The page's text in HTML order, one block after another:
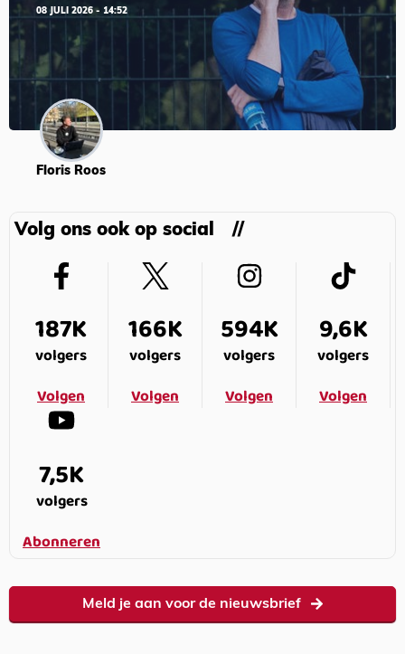
08 JULI 2026 - 14:52
Floris Roos
Volg ons ook op social
187K
volgers
Volgen
166K
volgers
Volgen
594K
volgers
Volgen
9,6K
volgers
Volgen
7,5K
volgers
Abonneren
Meld je aan voor de nieuwsbrief